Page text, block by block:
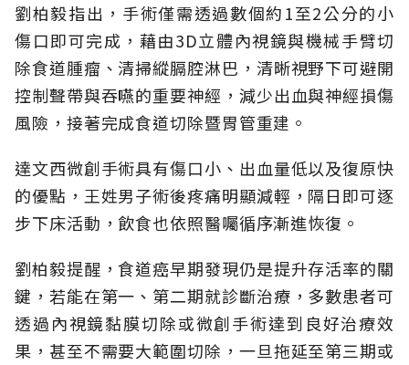
劉柏毅指出，手術僅需透過數個約1至2公分的小
傷口即可完成，藉由3D立體內視鏡與機械手臂切
除食道腫瘤、清掃縱膈腔淋巴，清晰視野下可避開
控制聲帶與吞嚥的重要神經，減少出血與神經損傷
風險，接著完成食道切除暨胃管重建。
達文西微創手術具有傷口小、出血量低以及復原快
的優點，王姓男子術後疼痛明顯減輕，隔日即可逐
步下床活動，飲食也依照醫囑循序漸進恢復。
劉柏毅提醒，食道癌早期發現仍是提升存活率的關
鍵，若能在第一、第二期就診斷治療，多數患者可
透過內視鏡黏膜切除或微創手術達到良好治療效
果，甚至不需要大範圍切除，一旦拖延至第三期或